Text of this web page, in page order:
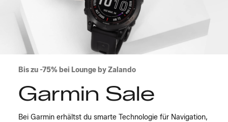
Bis zu -75% bei Lounge by Zalando
Garmin Sale
Bei Garmin erhältst du smarte Technologie für Navigation,